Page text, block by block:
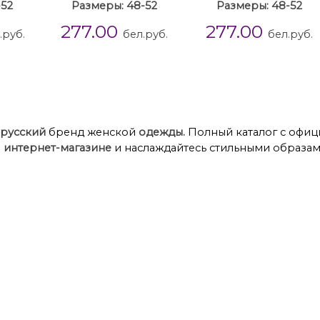
Размеры: 48-52
277.00 бел.руб.
Размеры: 48-52
277.00 бел.руб.
бренд женской одежды. Полный каталог с
интернет-магазине и наслаждайтесь стильными